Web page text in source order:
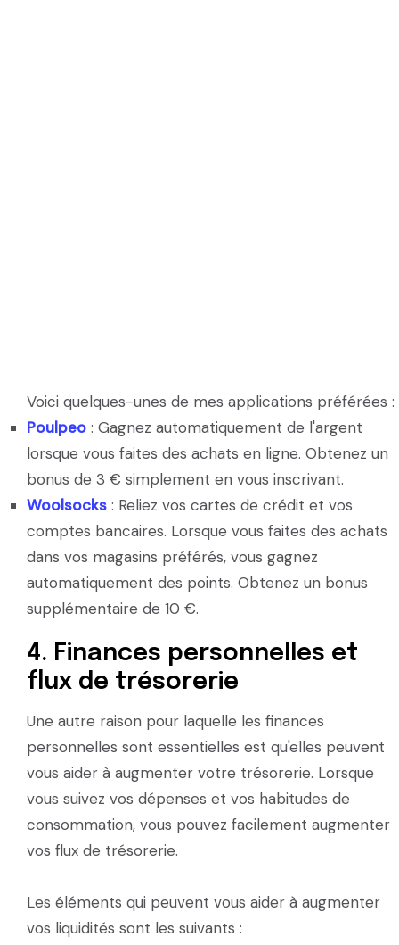
Voici quelques-unes de mes applications préférées :
Poulpeo : Gagnez automatiquement de l'argent
lorsque vous faites des achats en ligne. Obtenez un
bonus de 3 € simplement en vous inscrivant.
Woolsocks : Reliez vos cartes de crédit et vos
comptes bancaires. Lorsque vous faites des achats
dans vos magasins préférés, vous gagnez
automatiquement des points. Obtenez un bonus
supplémentaire de 10 €.
4. Finances personnelles et
flux de trésorerie
Une autre raison pour laquelle les finances
personnelles sont essentielles est qu'elles peuvent
vous aider à augmenter votre trésorerie. Lorsque
vous suivez vos dépenses et vos habitudes de
consommation, vous pouvez facilement augmenter
vos flux de trésorerie.
Les éléments qui peuvent vous aider à augmenter
vos liquidités sont les suivants :